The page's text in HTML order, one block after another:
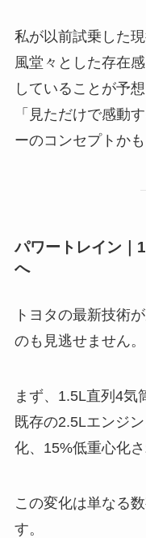
私が以前試乗した
風堂々とした存在
していることが予想
「見ただけで感動
ーのコンセプトかも
パワートレイン｜
へ
トヨタの最新技術
のも見逃せません。
まず、1.5L直列4気
既存の2.5Lエンジ
化、15%低重心化さ
この変化は単なる
す。